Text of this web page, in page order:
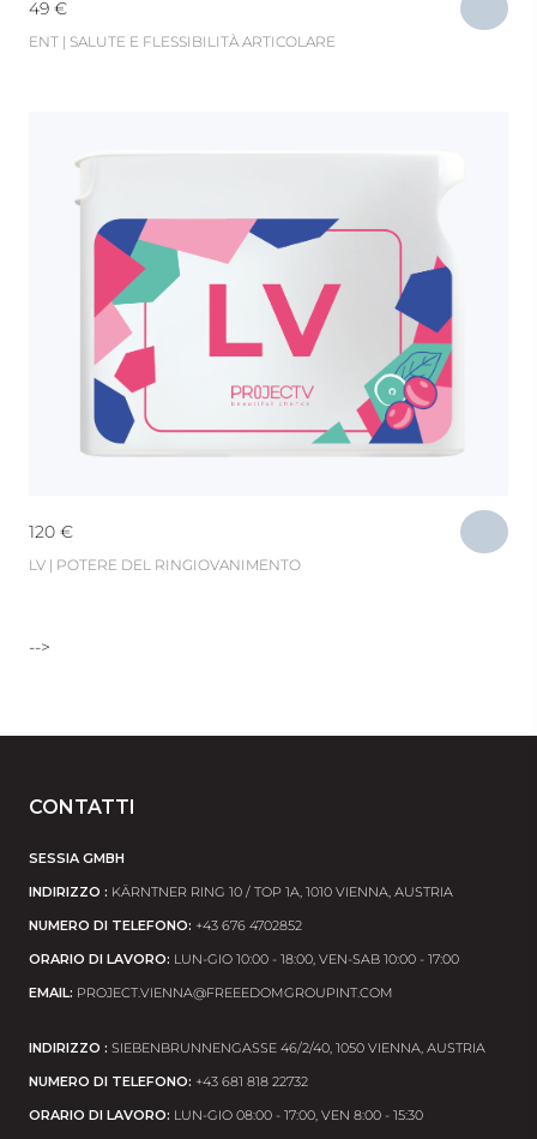
49 €
ENT | SALUTE E FLESSIBILITÀ ARTICOLARE
120 €
LV | POTERE DEL RINGIOVANIMENTO
-->
CONTATTI
SESSIA GMBH
INDIRIZZO : KÄRNTNER RING 10 / TOP 1A, 1010 VIENNA, АUSTRIA
NUMERO DI TELEFONO: +43 676 4702852
ORARIO DI LAVORO: LUN-GIO 10:00 - 18:00, VEN-SAB 10:00 - 17:00
EMAIL: PROJECT.VIENNA@FREEEDOMGROUPINT.COM
INDIRIZZO : SIEBENBRUNNENGASSE 46/2/40, 1050 VIENNA, АUSTRIA
NUMERO DI TELEFONO: +43 681 818 22732
ORARIO DI LAVORO: LUN-GIO 08:00 - 17:00, VEN 8:00 - 15:30